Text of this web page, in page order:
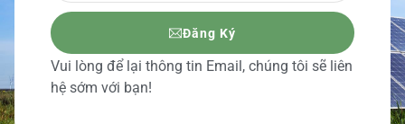
Đăng Ký
Vui lòng để lại thông tin Email, chúng tôi sẽ liên
hệ sớm với bạn!